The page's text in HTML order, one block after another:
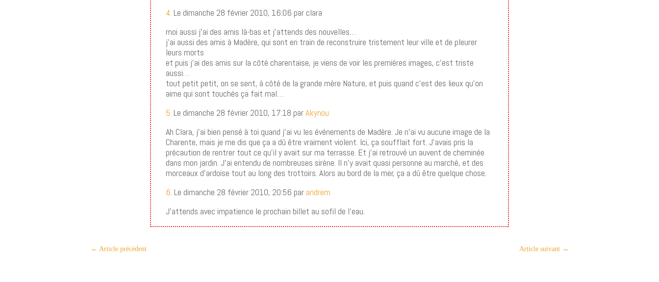
4. Le dimanche 28 février 2010, 16:06 par clara
moi aussi j’ai des amis là-bas et j’attends des nouvelles…
j’ai aussi des amis à Madère, qui sont en train de reconstruire tristement leur ville et de pleurer
leurs morts
et puis j’ai des amis sur la côté charentaise, je viens de voir les premières images, c’est triste
aussi…
tout petit petit, on se sent, à côté de la grande mère Nature, et puis quand c’est des lieux qu’on
aime qui sont touchés ça fait mal…
5. Le dimanche 28 février 2010, 17:18 parAkynou
Ah Clara, j’ai bien pensé à toi quand j’ai vu les événements de Madère. Je n’ai vu aucune image de la
Charente, mais je me dis que ça a dû être vraiment violent. Ici, ça soufflait fort. J’avais pris la
précaution de rentrer tout ce qu’il y avait sur ma terrasse. Et j’ai retrouvé un auvent de cheminée
dans mon jardin. J’ai entendu de nombreuses sirène. Il n’y avait quasi personne au marché, et des
morceaux d’ardoise tout au long des trottoirs. Alors au bord de la mer, ça a dû être quelque chose.
6. Le dimanche 28 février 2010, 20:56 par andrem
J’attends avec impatience le prochain billet au sofil de l’eau.
← Article précédent Article suivant→